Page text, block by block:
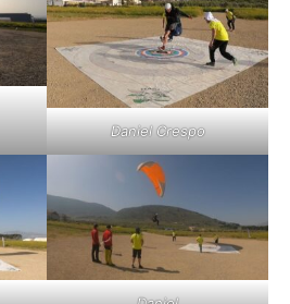
Daniel Crespo